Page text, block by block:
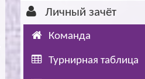
Hound: блог болельщика
Ragnar: блог болельщика
Личный зачёт
Команда
Турнирная таблица